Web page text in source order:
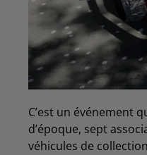
C’est un événement
d’époque, sept
véhicules de